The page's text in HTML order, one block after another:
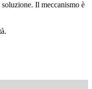
Il meccanismo è